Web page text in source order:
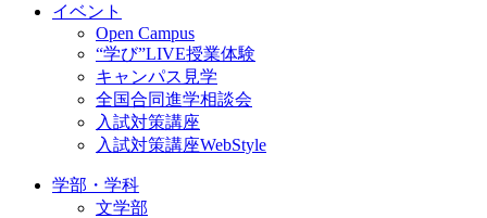
イベント
Open Campus
“学び”LIVE授業体験
キャンパス見学
全国合同進学相談会
入試対策講座
入試対策講座WebStyle
学部・学科
文学部